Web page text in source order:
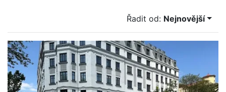
Řadit od: Nejnovější